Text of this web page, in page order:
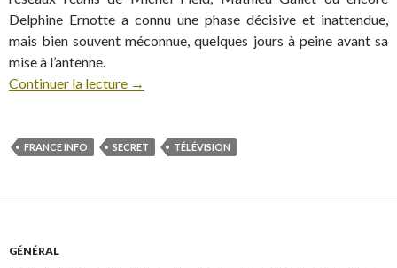
Delphine Ernotte a connu une phase décisive et inattendue,
mais bien souvent méconnue, quelques jours à peine avant sa
mise à l’antenne.
Continuer la lecture →
FRANCE INFO SECRET TÉLÉVISION
GÉNÉRAL